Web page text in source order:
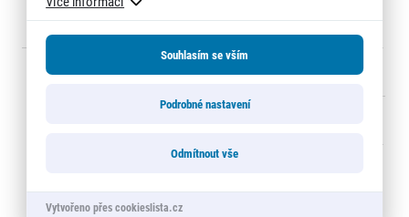
Daniel Šilhavý 0:39:28 R2665/2
696 J.K.L.V. 2:22:15 R2446
Levová
Souhlasím se vším
Podrobné nastavení
Odmítnout vše
Vytvořeno přes cookieslista.cz